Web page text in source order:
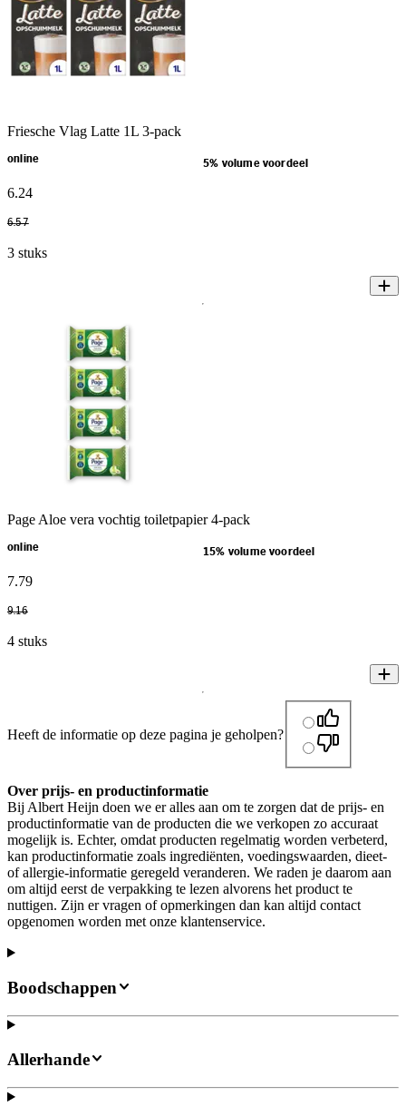
Friesche Vlag Latte 1L 3-pack
online 5% volume voordeel
6.24
6.57
3 stuks
Page Aloe vera vochtig toiletpapier 4-pack
online 15% volume voordeel
7.79
9.16
4 stuks
Heeft de informatie op deze pagina je geholpen?
Over prijs- en productinformatie
Bij Albert Heijn doen we er alles aan om te zorgen dat de prijs- en
productinformatie van de producten die we verkopen zo accuraat
mogelijk is. Echter, omdat producten regelmatig worden verbeterd,
kan productinformatie zoals ingrediënten, voedingswaarden, dieet-
of allergie-informatie geregeld veranderen. We raden je daarom aan
om altijd eerst de verpakking te lezen alvorens het product te
nuttigen. Zijn er vragen of opmerkingen dan kan altijd contact
opgenomen worden met onze klantenservice.
Boodschappen
Allerhande